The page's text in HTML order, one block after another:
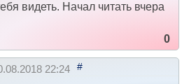
видеть. Начал читать вчера
0
22:24 #